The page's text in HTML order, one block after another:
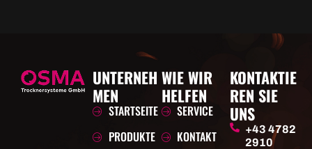
UNTERNEH
MEN
STARTSEITE
PRODUKTE
WIE WIR
HELFEN
SERVICE
KONTAKT
KONTAKTIE
REN SIE
UNS
+43 4782
2910